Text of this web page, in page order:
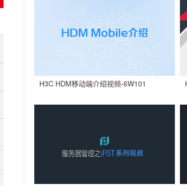
H3C HDM移动端介绍视频-6W101